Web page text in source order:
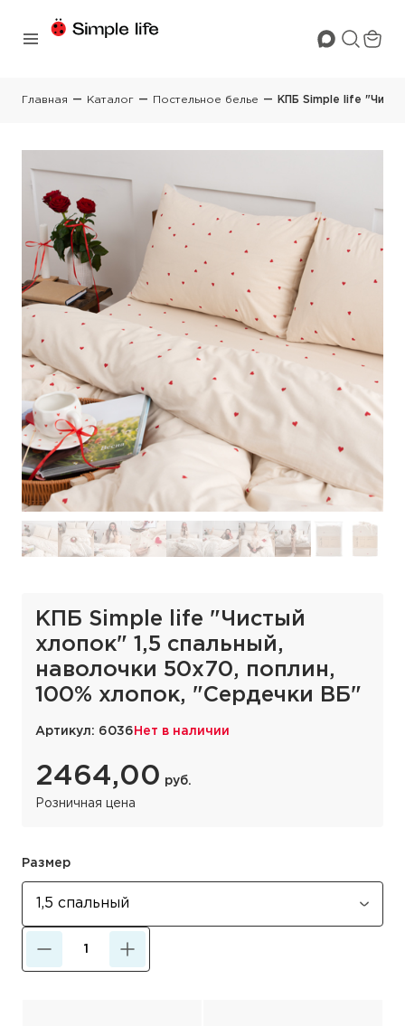
Главная Каталог Постельное белье КПБ Simple life
КПБ Simple life "Чистый
хлопок" 1,5 спальный,
наволочки 50х70, поплин,
100% хлопок, "Сердечки ВБ"
Артикул: 6036 Нет в наличии
2464,00 руб.
Розничная цена
Размер